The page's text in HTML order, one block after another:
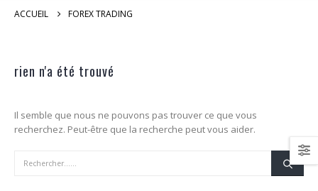
ACCUEIL FOREX TRADING
rien n'a été trouvé
Il semble que nous ne pouvons pas trouver ce que vous
recherchez. Peut-être que la recherche peut vous aider.